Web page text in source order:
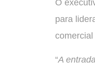
O
para
“A